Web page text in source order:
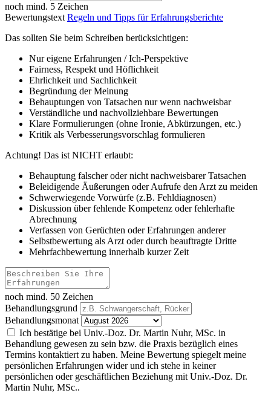
noch mind. 5 Zeichen
Bewertungstext Regeln und Tipps für Erfahrungsberichte
Das sollten Sie beim Schreiben berücksichtigen:
Nur eigene Erfahrungen / Ich-Perspektive
Fairness, Respekt und Höflichkeit
Ehrlichkeit und Sachlichkeit
Begründung der Meinung
Behauptungen von Tatsachen nur wenn nachweisbar
Verständliche und nachvollziehbare Bewertungen
Klare Formulierungen (ohne Ironie, Abkürzungen, etc.)
Kritik als Verbesserungsvorschlag formulieren
Achtung! Das ist NICHT erlaubt:
Behauptung falscher oder nicht nachweisbarer Tatsachen
Beleidigende Äußerungen oder Aufrufe den Arzt zu meiden
Schwerwiegende Vorwürfe (z.B. Fehldiagnosen)
Diskussion über fehlende Kompetenz oder fehlerhafte
Abrechnung
Verfassen von Gerüchten oder Erfahrungen anderer
Selbstbewertung als Arzt oder durch beauftragte Dritte
Mehrfachbewertung innerhalb kurzer Zeit
noch mind. 50 Zeichen
Behandlungsgrund
Behandlungsmonat
Ich bestätige bei Univ.-Doz. Dr. Martin Nuhr, MSc. in
Behandlung gewesen zu sein bzw. die Praxis bezüglich eines
Termins kontaktiert zu haben. Meine Bewertung spiegelt meine
persönlichen Erfahrungen wider und ich stehe in keiner
persönlichen oder geschäftlichen Beziehung mit Univ.-Doz. Dr.
Martin Nuhr, MSc..